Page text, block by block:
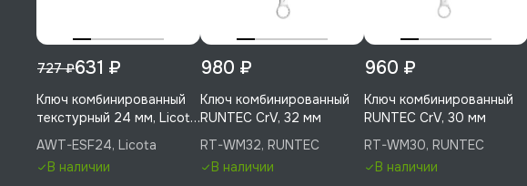
727 ₽631 ₽
Ключ комбинированный
текстурный 24 мм, Licota,
AWT-ESF24
AWT-ESF24, Licota
В наличии
980 ₽
Ключ комбинированный
RUNTEC CrV, 32 мм
RT-WM32, RUNTEC
В наличии
960 ₽
Ключ комбинированный
RUNTEC CrV, 30 мм
RT-WM30, RUNTEC
В наличии